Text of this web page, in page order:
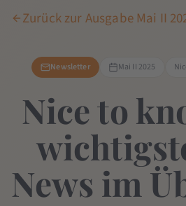
Zurück zur Ausgabe Mai II
Newsletter Mai II 2025
Nice to
News im